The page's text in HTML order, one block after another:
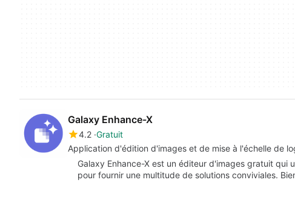
Galaxy Enhance-X
4.2 Gratuit
Application d'édition d'images et de mise à l'échelle de
Galaxy Enhance-X est un éditeur d'images gratuit qui
pour fournir une multitude de solutions conviviales.